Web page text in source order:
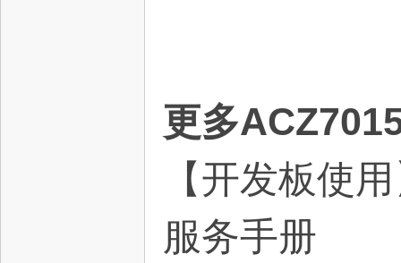
更多
【开发板使
服务手册